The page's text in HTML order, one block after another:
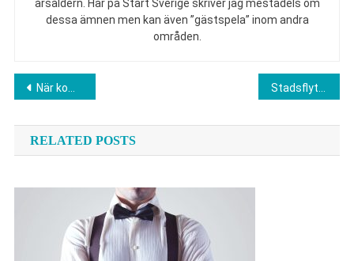
årsåldern. Här på Start Sverige skriver jag mestadels om
dessa ämnen men kan även ”gästspela” inom andra
områden.
Inläggsnavigering
När kommer iPhone 17? Stadsflytten av Kiruna och framtiden för det nya Kiruna
RELATED POSTS